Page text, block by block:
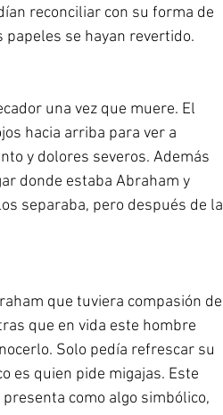
reconciliar con su forma de
se hayan revertido.
una vez que muere. El
hacia arriba para ver a
y dolores severos. Además
donde estaba Abraham y
separaba, pero después de la
que tuviera compasión de
que en vida este hombre
Solo pedía refrescar su
es quien pide migajas. Este
como algo simbólico,